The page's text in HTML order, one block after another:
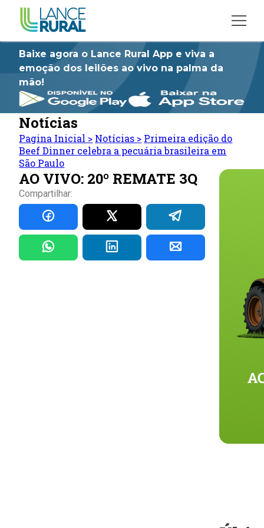
Baixe agora o Lance Rural App e viva a
emoção dos leilões ao vivo na palma da
mão!
Notícias
Pagina Inicial > Notícias > Primeira edição do
Beef Dinner celebra a pecuária brasileira em
São Paulo
AO VIVO: 20º REMATE 3Q
Compartilhar: